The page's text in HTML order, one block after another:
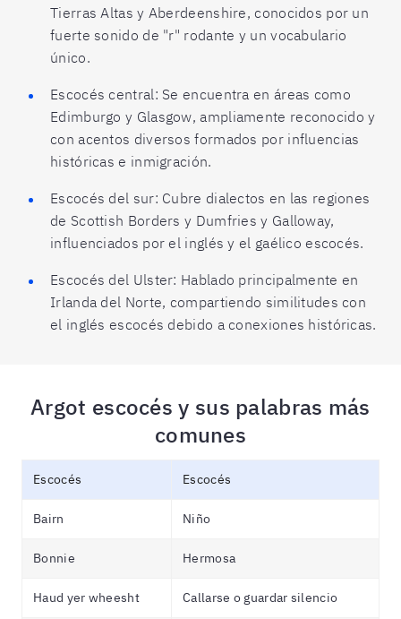
Tierras Altas y Aberdeenshire, conocidos por un
fuerte sonido de "r" rodante y un vocabulario
único.
Escocés central: Se encuentra en áreas como
Edimburgo y Glasgow, ampliamente reconocido y
con acentos diversos formados por influencias
históricas e inmigración.
Escocés del sur: Cubre dialectos en las regiones
de Scottish Borders y Dumfries y Galloway,
influenciados por el inglés y el gaélico escocés.
Escocés del Ulster: Hablado principalmente en
Irlanda del Norte, compartiendo similitudes con
el inglés escocés debido a conexiones históricas.
Argot escocés y sus palabras más
comunes
Escocés Escocés
Bairn Niño
Bonnie Hermosa
Haud yer wheesht Callarse o guardar silencio